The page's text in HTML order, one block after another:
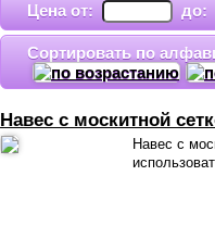
Цена от: до:
Сортировать по
Навес с москитной
Навес с